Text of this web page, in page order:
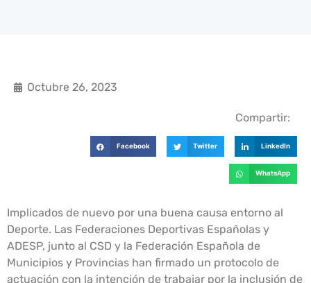
Octubre 26, 2023
Compartir:
Facebook Twitter LinkedIn
WhatsApp
Implicados de nuevo por una buena causa entorno al
Deporte. Las Federaciones Deportivas Españolas y
ADESP, junto al CSD y la Federación Española de
Municipios y Provincias han firmado un protocolo de
actuación con la intención de trabajar por la inclusión de